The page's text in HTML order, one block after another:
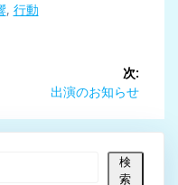
, 行動
次:
次
投
出演のお知らせ
検
索